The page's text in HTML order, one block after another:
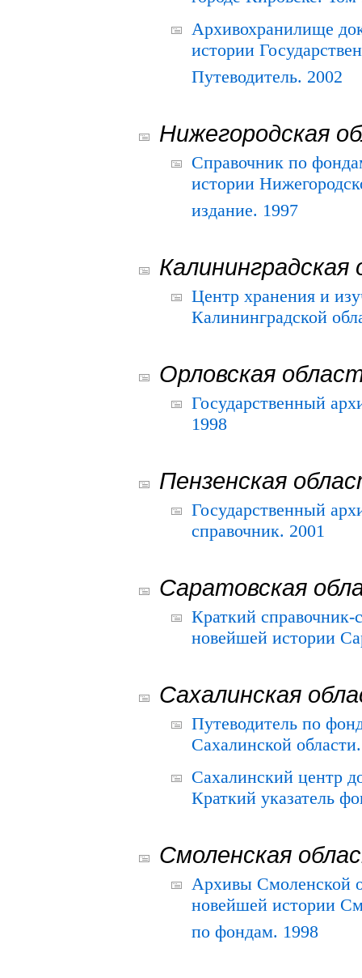
Архивохранилище
истории
Путеводитель. 2002
Нижегородская
Справочник по
истории
издание. 1997
Калининградская
Центр хранения и
Калининградской
Орловская
Государственный
1998
Пензенская
Государственный
справочник. 2001
Саратовская
Краткий
новейшей истории
Сахалинская
Путеводитель по
Сахалинской
Сахалинский центр
Краткий указатель
Смоленская
Архивы Смоленской
новейшей истории
по фондам. 1998